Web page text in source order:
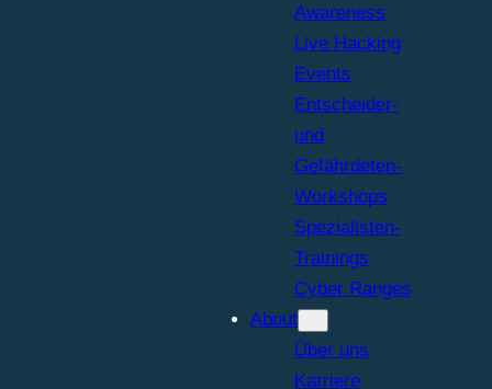
Awareness
Live Hacking
Events
Entscheider-
und
Gefährdeten-
Workshops
Spezialisten-
Trainings
Cyber Ranges
About
Über uns
Karriere